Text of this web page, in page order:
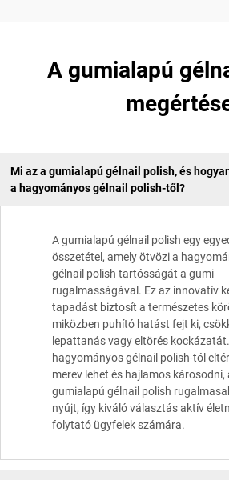
A gumialapú
Mi az a gumialapú gélnail polish, és
a hagyományos gélnail polish-től?
A gumialapú gélnail polish egy
összetétel, amely ötvözi a
gélnail polish tartósságát a gumi
rugalmasságával. Ez az innovatív
tapadást biztosít a természetes
miközben puhító hatást fejt ki,
lepattanás vagy eltörés
hagyományos gélnail polish-tól
merev lehet és hajlamos károsodni,
gumialapú gélnail polish
nyújt, így kiváló választás aktív
folytató ügyfelek számára.